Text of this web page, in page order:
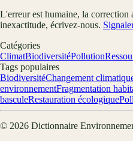
L'erreur est humaine, la correction
inexactitude, écrivez-nous.
Catégories
ClimatBiodiversitéPollution
Tags populaires
BiodiversitéChangement
environnementFragmentation
basculeRestauration écologique
© 2026 Dictionnaire